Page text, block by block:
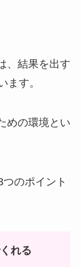
、結果を出す
ます。
めの環境とい
のポイント
れる